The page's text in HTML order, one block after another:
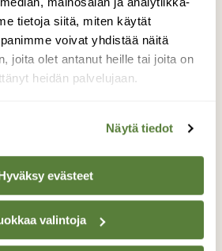
tietoja siitä, miten käytät
voivat yhdistää näitä
joita olet antanut heille tai joita on
heidän palvelujaan.
Näytä tiedot
evästeet
valintoja
selkänsä
olikin tärkeämpää, että
kuvassa kunnolla
kuvassa.
Lehtinen, Tampere 1.1.2022